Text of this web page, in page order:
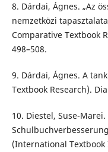
8. Dárdai, Ágnes. „Az
nemzetközi
Comparative Textbook
498–508.
9. Dárdai, Ágnes. A
Textbook Research).
10. Diestel, Suse-
(International